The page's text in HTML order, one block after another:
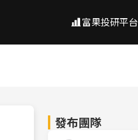
富果投研平台
發布團隊